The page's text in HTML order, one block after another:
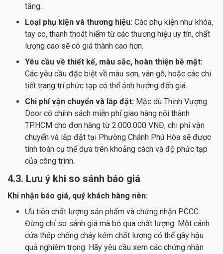
tăng.
Loại phụ kiện và thương hiệu: Các phụ kiện như khóa,
tay co, thanh thoát hiểm từ các thương hiệu uy tín, chất
lượng cao sẽ có giá thành cao hơn.
Yêu cầu về thiết kế, màu sắc, hoàn thiện bề mặt:
Các yêu cầu đặc biệt về màu sơn, vân gỗ, hoặc các chi
tiết trang trí phức tạp có thể ảnh hưởng đến giá.
Chi phí vận chuyển và lắp đặt: Mặc dù Thịnh Vượng
Door có chính sách miễn phí giao hàng nội thành
TP.HCM cho đơn hàng từ 2.000.000 VNĐ, chi phí vận
chuyển và lắp đặt tại Phường Chánh Phú Hòa sẽ được
tính toán cụ thể dựa trên khoảng cách và độ phức tạp
của công trình.
4.3. Lưu ý khi so sánh báo giá
Khi nhận báo giá, quý khách hàng nên:
Ưu tiên chất lượng sản phẩm và chứng nhận PCCC:
Đừng chỉ so sánh giá mà bỏ qua chất lượng. Một cánh
cửa thép chống cháy kém chất lượng có thể gây hậu
quả nghiêm trọng. Hãy yêu cầu xem các chứng nhận